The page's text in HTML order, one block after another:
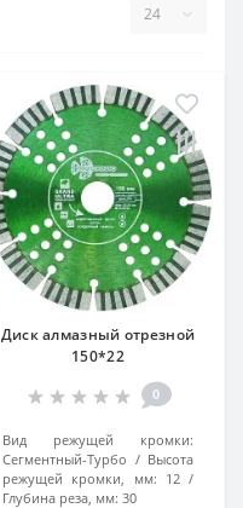
Диск алмазный отрезной
150*22
0
Вид режущей кромки:
Сегментный-Турбо
Высота
режущей кромки, мм: 12
Глубина реза, мм: 30